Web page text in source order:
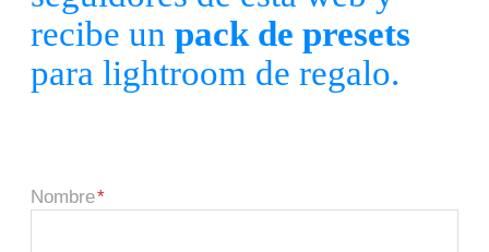
recibe un pack de presets
para lightroom de regalo.
Nombre